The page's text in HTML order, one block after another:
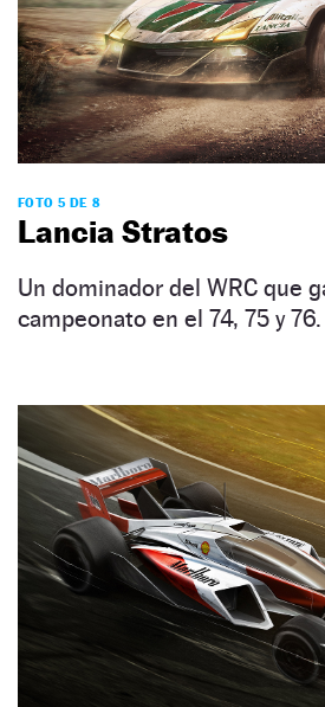
FOTO 5 DE 8
Lancia Stratos
Un dominador del WRC que
campeonato en el 74, 75 y 76.